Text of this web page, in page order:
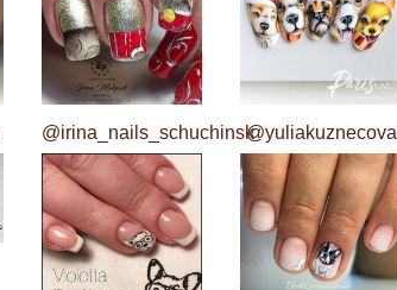
@irina_nails_schuchinsk@yuliakuznecova